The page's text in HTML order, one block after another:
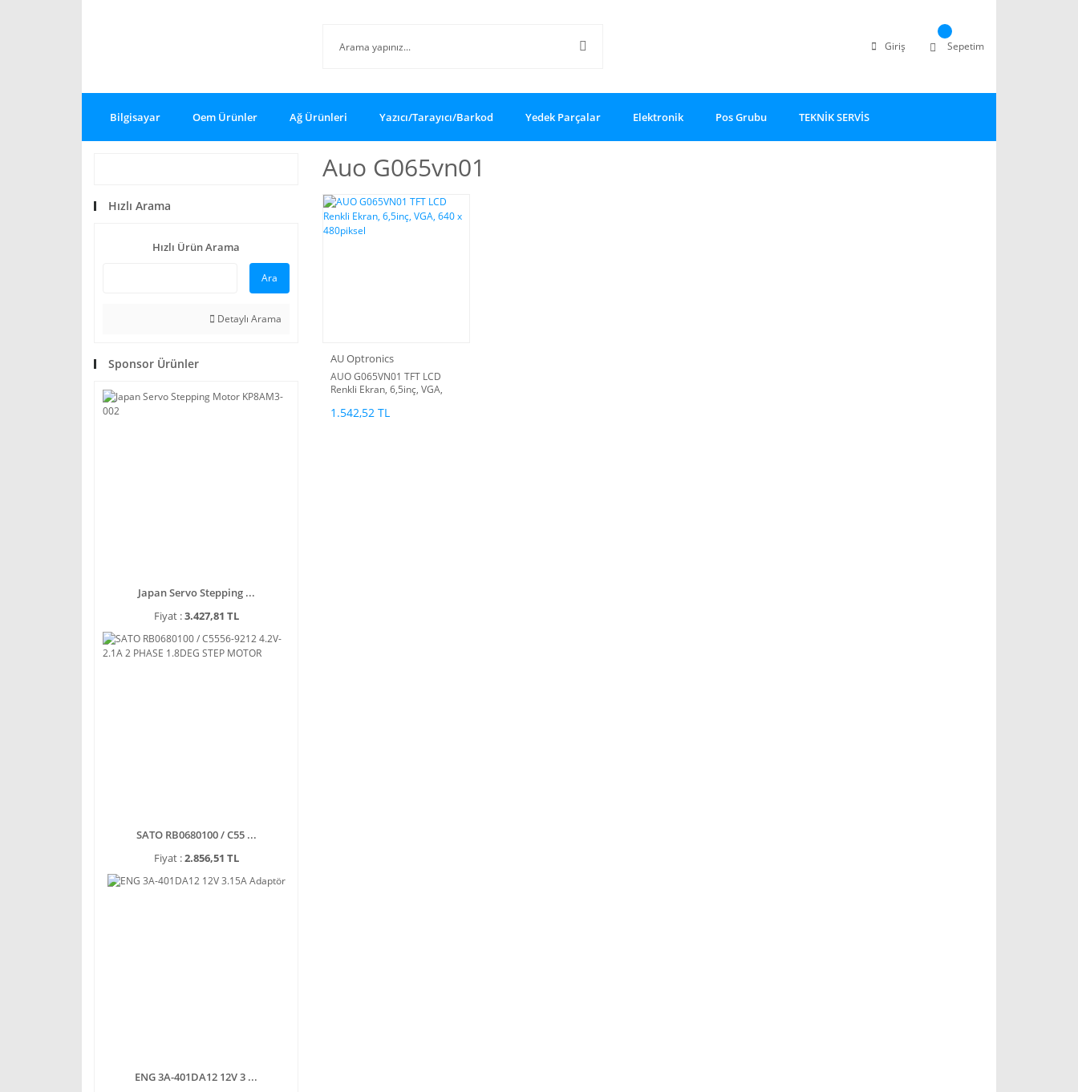
Giriş Sepetim
Bilgisayar Oem Ürünler Ağ Ürünleri Yazıcı/Tarayıcı/Barkod Yedek Parçalar Elektronik Pos Grubu TEKNİK SERVİS
Hızlı Arama
Hızlı Ürün Arama
Ara
Detaylı Arama
Sponsor Ürünler
Japan Servo Stepping ...
Fiyat :3.427,81 TL
SATO RB0680100 / C55 ...
Fiyat :2.856,51 TL
ENG 3A-401DA12 12V 3 ...
Auo G065vn01
AU Optronics
AUO G065VN01 TFT LCD
Renkli Ekran, 6,5inç, VGA,
1.542,52 TL